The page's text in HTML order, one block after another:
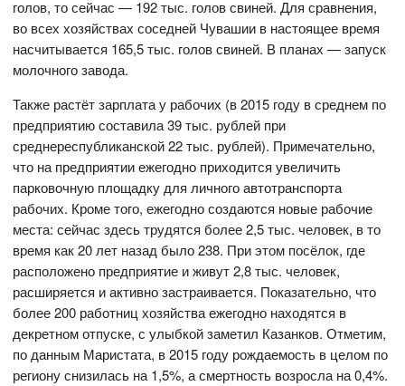
голов, то сейчас — 192 тыс. голов свиней. Для сравнения,
во всех хозяйствах соседней Чувашии в настоящее время
насчитывается 165,5 тыс. голов свиней. В планах — запуск
молочного завода.
Также растёт зарплата у рабочих (в 2015 году в среднем по
предприятию составила 39 тыс. рублей при
среднереспубликанской 22 тыс. рублей). Примечательно,
что на предприятии ежегодно приходится увеличить
парковочную площадку для личного автотранспорта
рабочих. Кроме того, ежегодно создаются новые рабочие
места: сейчас здесь трудятся более 2,5 тыс. человек, в то
время как 20 лет назад было 238. При этом посёлок, где
расположено предприятие и живут 2,8 тыс. человек,
расширяется и активно застраивается. Показательно, что
более 200 работниц хозяйства ежегодно находятся в
декретном отпуске, с улыбкой заметил Казанков. Отметим,
по данным Маристата, в 2015 году рождаемость в целом по
региону снизилась на 1,5%, а смертность возросла на 0,4%.